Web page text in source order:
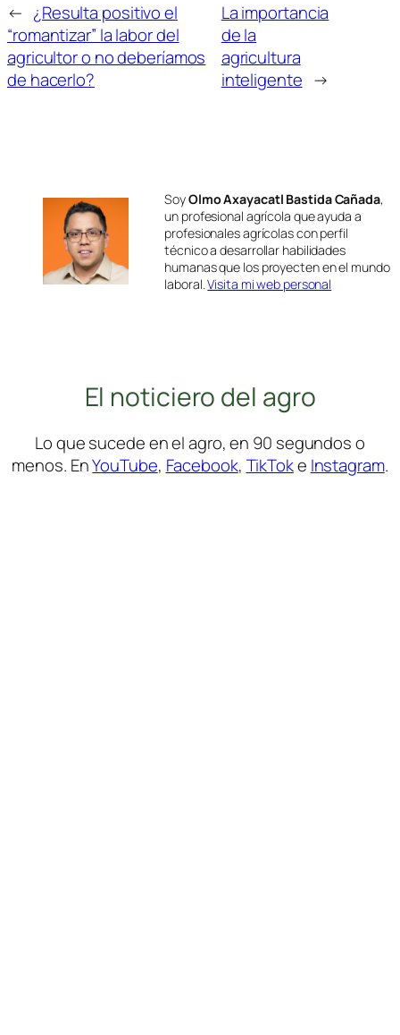
← ¿Resulta positivo el
“romantizar” la labor del
agricultor o no deberíamos
de hacerlo?
La importancia
de la
agricultura
inteligente →
SoyOlmo Axayacatl Bastida Cañada,
un profesional agrícola que ayuda a
profesionales agrícolas con perfil
técnico a desarrollar habilidades
humanas que los proyecten en el mundo
laboral.Visita mi web personal
El noticiero del agro
Lo que sucede en el agro, en 90 segundos o
menos. EnYouTube, Facebook, TikToke Instagram.